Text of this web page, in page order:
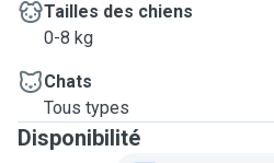
Tailles des chiens
0-8 kg
Chats
Tous types
Disponibilité